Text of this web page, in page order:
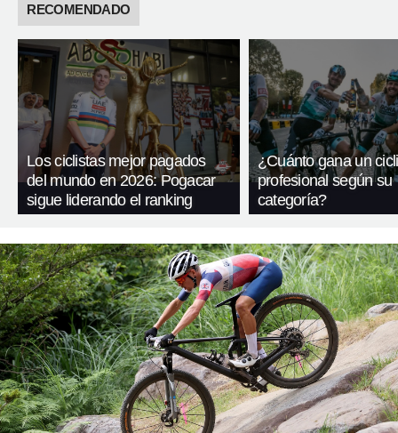
RECOMENDADO
Los ciclistas mejor pagados
del mundo en 2026: Pogacar
sigue liderando el ranking
¿Cuánto gana un
profesional según su
categoría?